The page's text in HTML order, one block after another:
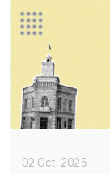
02 Oct. 2025